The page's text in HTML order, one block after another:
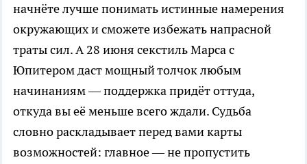
начнёте лучше понимать истинные намерения
окружающих и сможете избежать напрасной
траты сил. А 28 июня секстиль Марса с
Юпитером даст мощный толчок любым
начинаниям — поддержка придёт оттуда,
откуда вы её меньше всего ждали. Судьба
словно раскладывает перед вами карты
возможностей: главное — не пропустить